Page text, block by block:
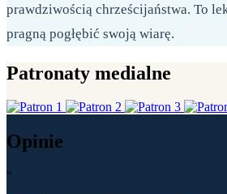
prawdziwością chrześcijaństwa. To
pragną pogłębić swoją wiarę.
Patronaty medialne
Opinie
"